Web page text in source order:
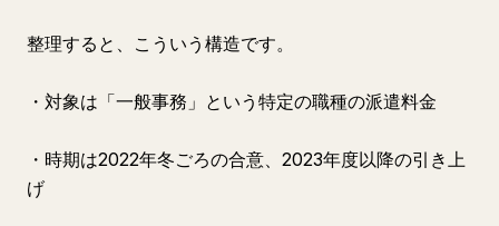
整理すると、こういう構造です。
・対象は「一般事務」という特定の職種の派遣料金
・時期は2022年冬ごろの合意、2023年度以降の引き上
げ